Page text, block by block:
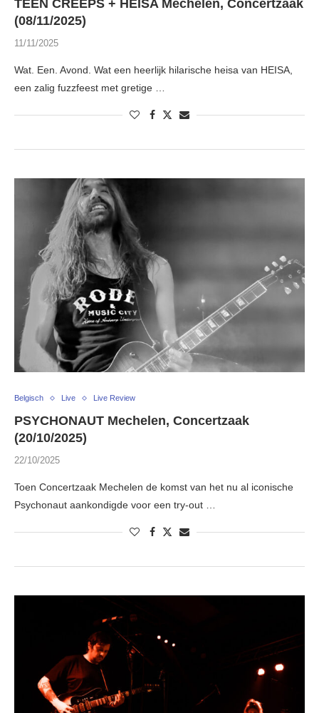
TEEN CREEPS + HEISA Mechelen, Concertzaak
(08/11/2025)
11/11/2025
Wat. Een. Avond. Wat een heerlijk hilarische heisa van HEISA,
een zalig fuzzfeest met gretige …
Belgisch Live Live Review
PSYCHONAUT Mechelen, Concertzaak
(20/10/2025)
22/10/2025
Toen Concertzaak Mechelen de komst van het nu al iconische
Psychonaut aankondigde voor een try-out …